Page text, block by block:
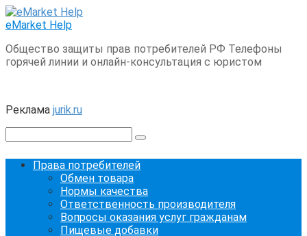
Перейти
к
eMarket Help
Общество защиты прав потребителей РФ Телефоны
горячей линии и онлайн-консультация с юристом
Реклама jurik.ru
Права потребителей
Обмен товара
Нормы качества
Ответственность производителя
Вопросы оказания услуг гражданам
Пищевые добавки